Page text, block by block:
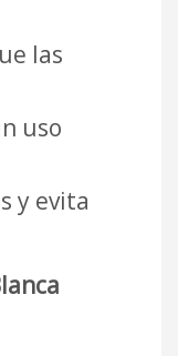
las
uso
y evita